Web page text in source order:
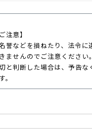
注意】
誉などを損ねたり、法令に
ませんのでご注意ください。
と判断した場合は、予告な